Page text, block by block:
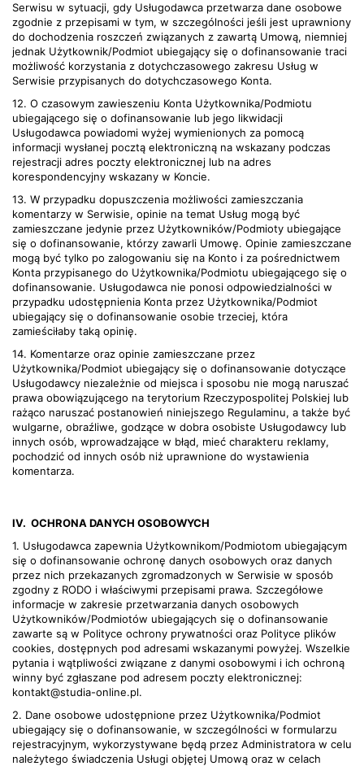
Serwisu w sytuacji, gdy Usługodawca przetwarza dane osobowe
zgodnie z przepisami w tym, w szczególności jeśli jest uprawniony
do dochodzenia roszczeń związanych z zawartą Umową, niemniej
jednak Użytkownik/Podmiot ubiegający się o dofinansowanie traci
możliwość korzystania z dotychczasowego zakresu Usług w
Serwisie przypisanych do dotychczasowego Konta.
12. O czasowym zawieszeniu Konta Użytkownika/Podmiotu
ubiegającego się o dofinansowanie lub jego likwidacji
Usługodawca powiadomi wyżej wymienionych za pomocą
informacji wysłanej pocztą elektroniczną na wskazany podczas
rejestracji adres poczty elektronicznej lub na adres
korespondencyjny wskazany w Koncie.
13. W przypadku dopuszczenia możliwości zamieszczania
komentarzy w Serwisie, opinie na temat Usług mogą być
zamieszczane jedynie przez Użytkowników/Podmioty ubiegające
się o dofinansowanie, którzy zawarli Umowę. Opinie zamieszczane
mogą być tylko po zalogowaniu się na Konto i za pośrednictwem
Konta przypisanego do Użytkownika/Podmiotu ubiegającego się o
dofinansowanie. Usługodawca nie ponosi odpowiedzialności w
przypadku udostępnienia Konta przez Użytkownika/Podmiot
ubiegający się o dofinansowanie osobie trzeciej, która
zamieściłaby taką opinię.
14. Komentarze oraz opinie zamieszczane przez
Użytkownika/Podmiot ubiegający się o dofinansowanie dotyczące
Usługodawcy niezależnie od miejsca i sposobu nie mogą naruszać
prawa obowiązującego na terytorium Rzeczypospolitej Polskiej lub
rażąco naruszać postanowień niniejszego Regulaminu, a także być
wulgarne, obraźliwe, godzące w dobra osobiste Usługodawcy lub
innych osób, wprowadzające w błąd, mieć charakteru reklamy,
pochodzić od innych osób niż uprawnione do wystawienia
komentarza.
IV. OCHRONA DANYCH OSOBOWYCH
1. Usługodawca zapewnia Użytkownikom/Podmiotom ubiegającym
się o dofinansowanie ochronę danych osobowych oraz danych
przez nich przekazanych zgromadzonych w Serwisie w sposób
zgodny z RODO i właściwymi przepisami prawa. Szczegółowe
informacje w zakresie przetwarzania danych osobowych
Użytkowników/Podmiotów ubiegających się o dofinansowanie
zawarte są w Polityce ochrony prywatności oraz Polityce plików
cookies, dostępnych pod adresami wskazanymi powyżej. Wszelkie
pytania i wątpliwości związane z danymi osobowymi i ich ochroną
winny być zgłaszane pod adresem poczty elektronicznej:
kontakt@studia-online.pl.
2. Dane osobowe udostępnione przez Użytkownika/Podmiot
ubiegający się o dofinansowanie, w szczególności w formularzu
rejestracyjnym, wykorzystywane będą przez Administratora w celu
należytego świadczenia Usługi objętej Umową oraz w celach